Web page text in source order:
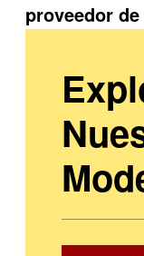
SATELITALES
proveedor